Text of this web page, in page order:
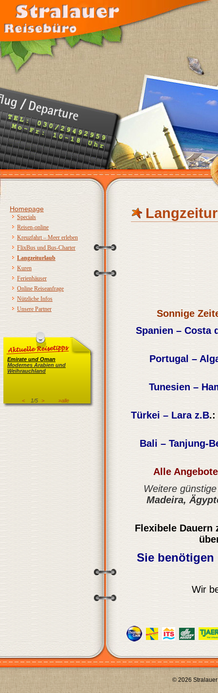
Homepage
Specials
Reisen-online
Kreuzfahrt – Meer erleben
FlixBus und Bus-Charter
Langzeiturlaub
Kuren
Ferienhäuser
Online Reiseanfrage
Nützliche Infos
Unsere Partner
Emirate und Oman
Modernes Arabien und
Weihrauchland
< 1/5 > »alle
Sonnige
Spanien – Costa
Portugal –
Tunesien –
Türkei – Lara z.B.:
Bali – Tanjung-
Alle
Weitere
Madeira,
Flexibele Dauern
Sie benötigen
Wir
© 2026